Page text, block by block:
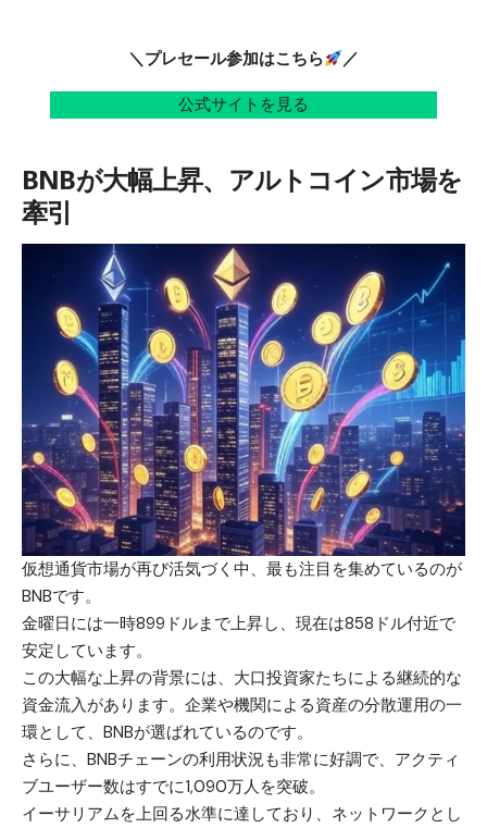
＼プレセール参加はこちら ／
公式サイトを見る
BNBが大幅上昇、アルトコイン市場を
牽引
仮想通貨市場が再び活気づく中、最も注目を集めているのが
BNBです。
金曜日には一時899ドルまで上昇し、現在は858ドル付近で
安定しています。
この大幅な上昇の背景には、大口投資家たちによる継続的な
資金流入があります。企業や機関による資産の分散運用の一
環として、BNBが選ばれているのです。
さらに、BNBチェーンの利用状況も非常に好調で、アクティ
ブユーザー数はすでに1,090万人を突破。
イーサリアムを上回る水準に達しており、ネットワークとし